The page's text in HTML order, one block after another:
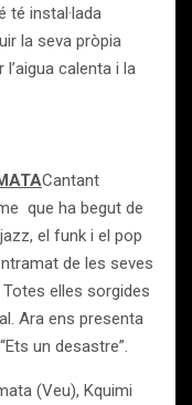
té instal·lada
la seva pròpia
l’aigua calenta i la
Cantant
que ha begut de
el funk i el pop
de les seves
elles sorgides
Ara ens presenta
un desastre”.
(Veu), Kquimi